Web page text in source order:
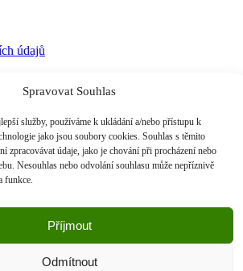
Spravovat Souhlas
služby, používáme k ukládání a/nebo přístupu k
jako jsou soubory cookies. Souhlas s těmito
zpracovávat údaje, jako je chování při procházení nebo
Nesouhlas nebo odvolání souhlasu může nepříznivě
funkce.
Příjmout
Odmítnout
údajů
simulátor